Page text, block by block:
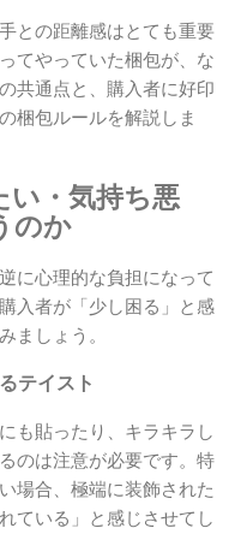
との距離感はとても重要
てやっていた梱包が、な
共通点と、購入者に好印
梱包ルールを解説しま
い・気持ち悪
のか
に心理的な負担になって
入者が「少し困る」と感
ましょう。
テイスト
も貼ったり、キラキラし
のは注意が必要です。特
場合、極端に装飾された
ている」と感じさせてし